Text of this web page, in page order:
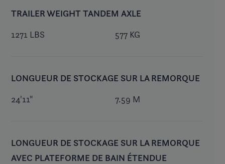
TRAILER WEIGHT TANDEM AXLE
1271 LBS 577 KG
LONGUEUR DE STOCKAGE SUR LA REMORQUE
24'11" 7.59 M
LONGUEUR DE STOCKAGE SUR LA REMORQUE
AVEC PLATEFORME DE BAIN ÉTENDUE